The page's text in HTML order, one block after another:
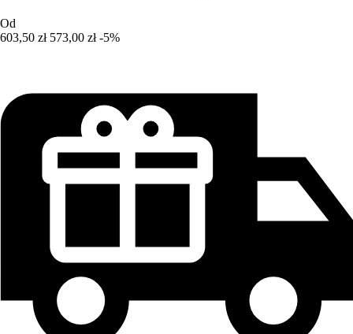
Od
603,50 zł 573,00 zł -5%